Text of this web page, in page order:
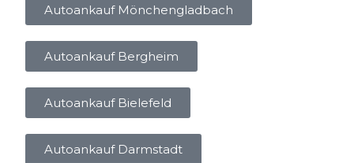
Autoankauf Mönchengladbach
Autoankauf Bergheim
Autoankauf Bielefeld
Autoankauf Darmstadt